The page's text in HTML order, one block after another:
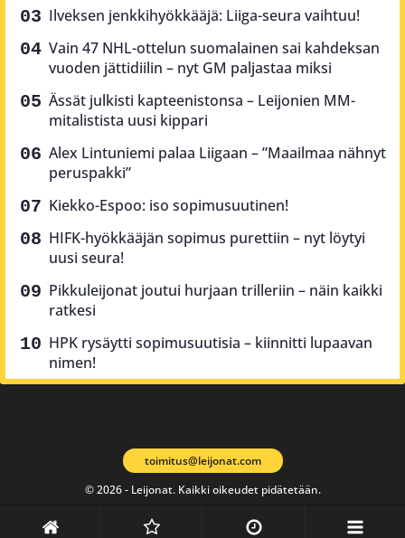
Ilveksen jenkkihyökkääjä: Liiga-seura vaihtuu!
Vain 47 NHL-ottelun suomalainen sai kahdeksan
vuoden jättidiilin – nyt GM paljastaa miksi
Ässät julkisti kapteenistonsa – Leijonien MM-
mitalistista uusi kippari
Alex Lintuniemi palaa Liigaan – ”Maailmaa nähnyt
peruspakki”
Kiekko-Espoo: iso sopimusuutinen!
HIFK-hyökkääjän sopimus purettiin – nyt löytyi
uusi seura!
Pikkuleijonat joutui hurjaan trilleriin – näin kaikki
ratkesi
HPK rysäytti sopimusuutisia – kiinnitti lupaavan
nimen!
© 2026 - Leijonat. Kaikki oikeudet pidätetään.
toimitus@leijonat.com